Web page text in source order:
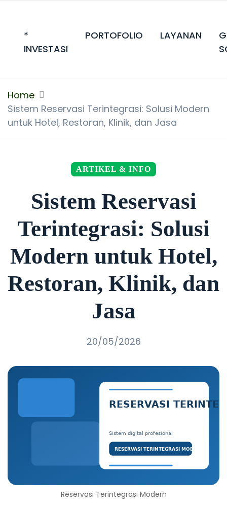
*
INVESTASI
PORTOFOLIO LAYANAN
Home
Sistem Reservasi Terintegrasi: Solusi Modern
untuk Hotel, Restoran, Klinik, dan Jasa
ARTIKEL & INFO
Sistem Reservasi
Terintegrasi: Solusi
Modern untuk Hotel,
Restoran, Klinik, dan
Jasa
20/05/2026
Reservasi Terintegrasi Modern